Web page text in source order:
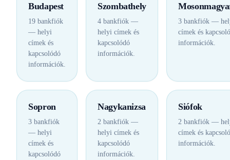
Budapest
19 bankfiók
— helyi
címek és
kapcsolódó
információk.
Szombathely
4 bankfiók —
helyi címek és
kapcsolódó
információk.
3 bankfiók —
címek és
információk.
Sopron
3 bankfiók
— helyi
címek és
kapcsolódó
Nagykanizsa
2 bankfiók —
helyi címek és
kapcsolódó
információk.
Siófok
2 bankfiók —
címek és
információk.